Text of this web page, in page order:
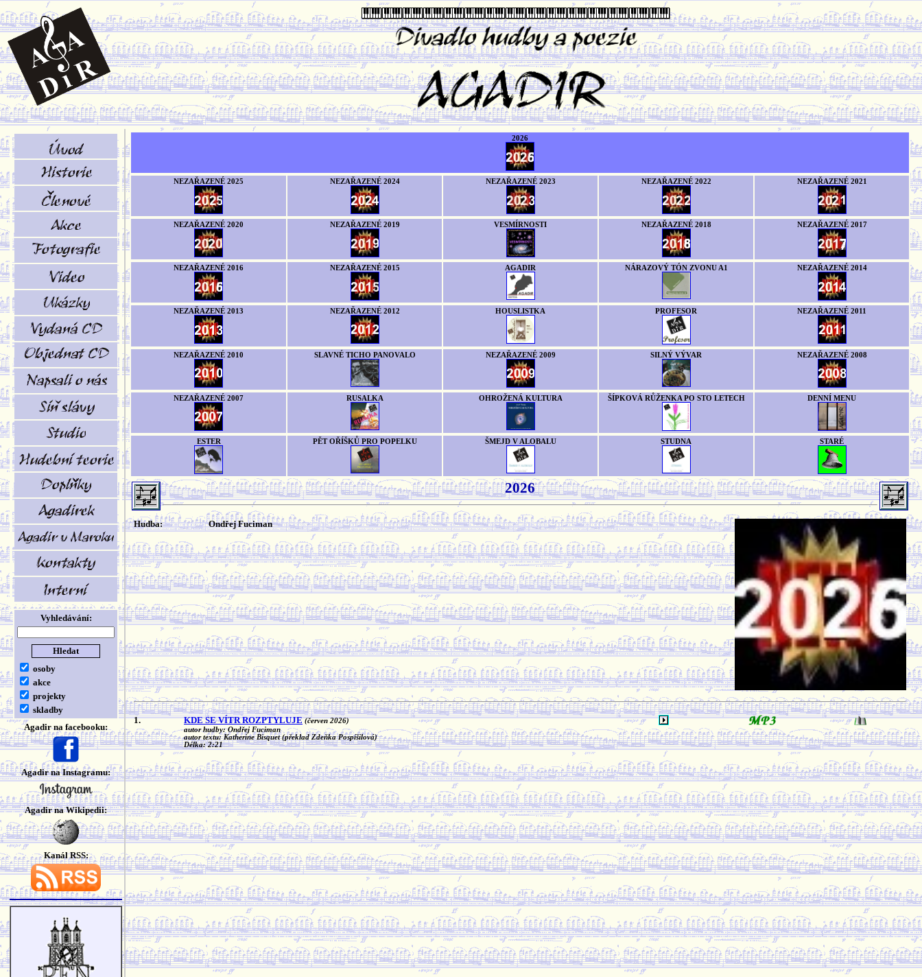
Vyhledávání:
osoby
akce
projekty
skladby
Agadir na facebooku:
Agadir na Instagramu:
Agadir na Wikipedii:
Kanál RSS:
2026
NEZAŘAZENÉ 2025 NEZAŘAZENÉ 2024 NEZAŘAZENÉ 2023 NEZAŘAZENÉ 2022 NEZAŘAZENÉ 2021
NEZAŘAZENÉ 2020 NEZAŘAZENÉ 2019 VESMÍRNOSTI NEZAŘAZENÉ 2018 NEZAŘAZENÉ 2017
NEZAŘAZENÉ 2016 NEZAŘAZENÉ 2015 AGADIR NÁRAZOVÝ TÓN ZVONU A1 NEZAŘAZENÉ 2014
NEZAŘAZENÉ 2013 NEZAŘAZENÉ 2012 HOUSLISTKA PROFESOR NEZAŘAZENÉ 2011
NEZAŘAZENÉ 2010 SLAVNÉ TICHO PANOVALO NEZAŘAZENÉ 2009 SILNÝ VÝVAR NEZAŘAZENÉ 2008
NEZAŘAZENÉ 2007 RUSALKA OHROŽENÁ KULTURA ŠÍPKOVÁ RŮŽENKA PO STO LETECH DENNÍ MENU
ESTER PĚT OŘÍŠKŮ PRO POPELKU ŠMEJD V ALOBALU STUDNA STARÉ
2026
Hudba: Ondřej Fuciman
1. KDE SE VÍTR ROZPTYLUJE (červen 2026)
autor hudby: Ondřej Fuciman
autor textu: Katherine Bisquet (překlad Zdeňka Pospíšilová)
Délka: 2:21